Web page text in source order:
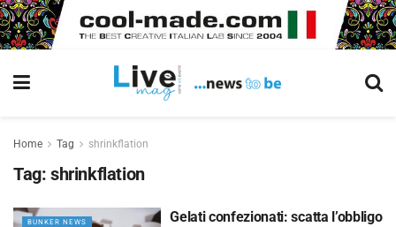
Home Tag shrinkflation
Tag: shrinkflation
BUNKER NEWS
Gelati confezionati: scatta l’obbligo